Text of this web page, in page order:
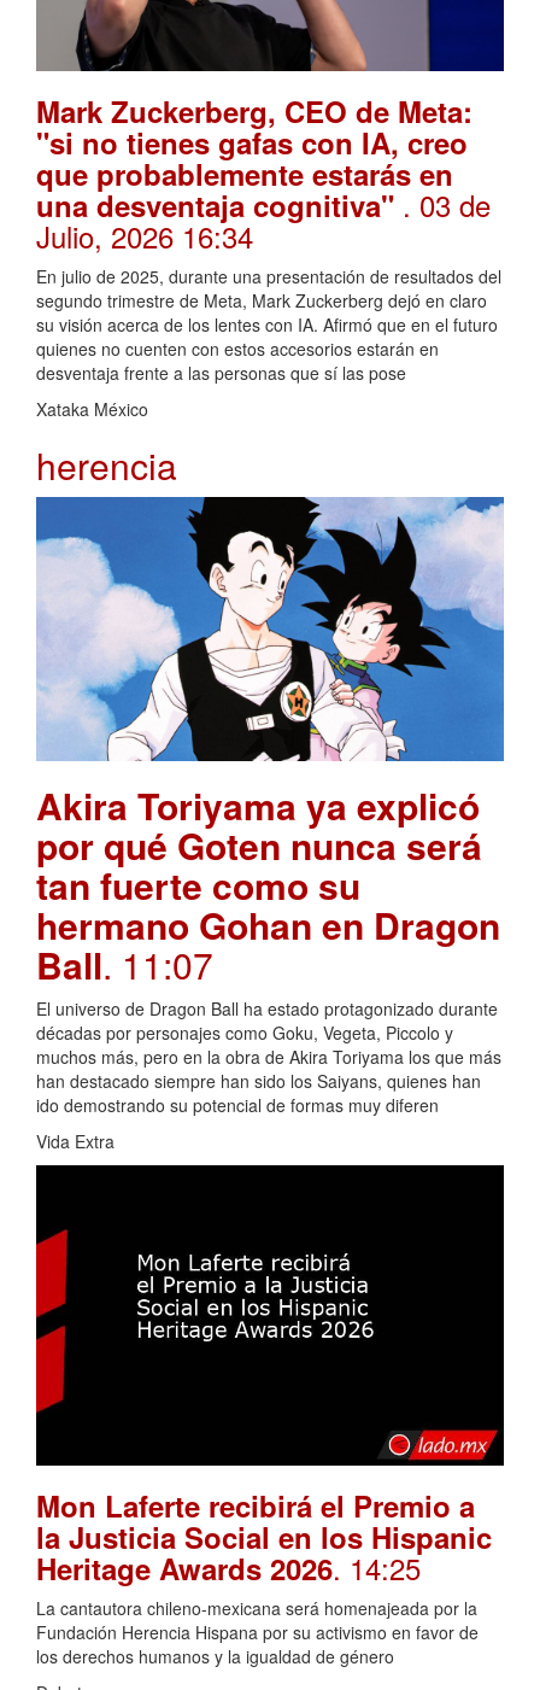
Mark Zuckerberg, CEO de Meta:
"si no tienes gafas con IA, creo
que probablemente estarás en
una desventaja cognitiva" . 03 de
Julio, 2026 16:34
En julio de 2025, durante una presentación de resultados del
segundo trimestre de Meta, Mark Zuckerberg dejó en claro
su visión acerca de los lentes con IA. Afirmó que en el futuro
quienes no cuenten con estos accesorios estarán en
desventaja frente a las personas que sí las pose
Xataka México
herencia
Akira Toriyama ya explicó
por qué Goten nunca será
tan fuerte como su
hermano Gohan en Dragon
Ball. 11:07
El universo de Dragon Ball ha estado protagonizado durante
décadas por personajes como Goku, Vegeta, Piccolo y
muchos más, pero en la obra de Akira Toriyama los que más
han destacado siempre han sido los Saiyans, quienes han
ido demostrando su potencial de formas muy diferen
Vida Extra
Mon Laferte recibirá el Premio a
la Justicia Social en los Hispanic
Heritage Awards 2026. 14:25
La cantautora chileno-mexicana será homenajeada por la
Fundación Herencia Hispana por su activismo en favor de
los derechos humanos y la igualdad de género